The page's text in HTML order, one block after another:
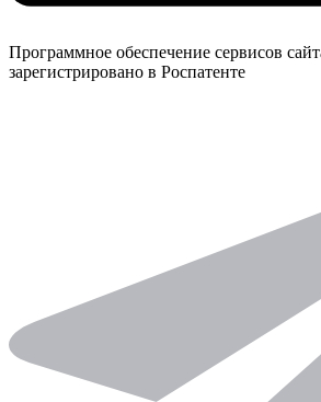
Программное обеспечение сервисов
зарегистрировано в Роспатенте